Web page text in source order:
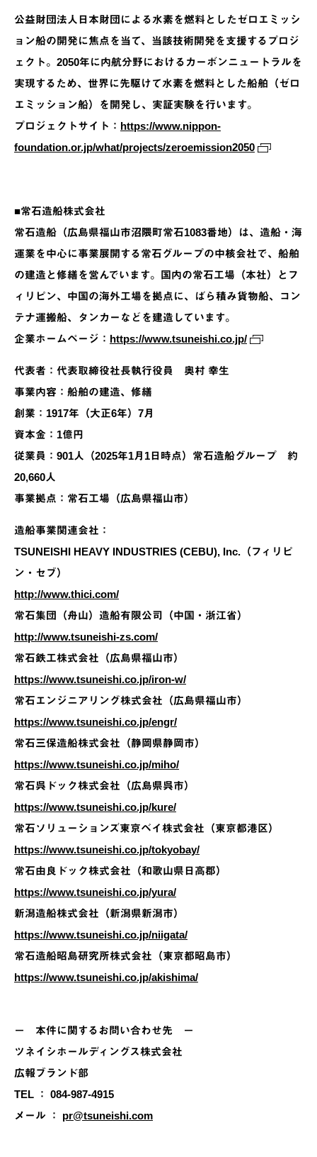
公益財団法人日本財団による水素を燃料としたゼロエミッシ
ョン船の開発に焦点を当て、当該技術開発を支援するプロジ
ェクト。2050年に内航分野におけるカーボンニュートラルを
実現するため、世界に先駆けて水素を燃料とした船舶（ゼロ
エミッション船）を開発し、実証実験を行います。
プロジェクトサイト： https://www.nippon-
foundation.or.jp/what/projects/zeroemission2050
■常石造船株式会社
常石造船（広島県福山市沼隈町常石1083番地）は、造船・海
運業を中心に事業展開する常石グループの中核会社で、船舶
の建造と修繕を営んでいます。国内の常石工場（本社）とフ
ィリピン、中国の海外工場を拠点に、ばら積み貨物船、コン
テナ運搬船、タンカーなどを建造しています。
企業ホームページ： https://www.tsuneishi.co.jp/
代表者：代表取締役社長執行役員 奥村 幸生
事業内容：船舶の建造、修繕
創業：1917年（大正6年）7月
資本金：1億円
従業員：901人（2025年1月1日時点）常石造船グループ 約
20,660人
事業拠点：常石工場（広島県福山市）
造船事業関連会社：
TSUNEISHI HEAVY INDUSTRIES (CEBU), Inc.（フィリピ
ン・セブ）
http://www.thici.com/
常石集団（舟山）造船有限公司（中国・浙江省）
http://www.tsuneishi-zs.com/
常石鉄工株式会社（広島県福山市）
https://www.tsuneishi.co.jp/iron-w/
常石エンジニアリング株式会社（広島県福山市）
https://www.tsuneishi.co.jp/engr/
常石三保造船株式会社（静岡県静岡市）
https://www.tsuneishi.co.jp/miho/
常石呉ドック株式会社（広島県呉市）
https://www.tsuneishi.co.jp/kure/
常石ソリューションズ東京ベイ株式会社（東京都港区）
https://www.tsuneishi.co.jp/tokyobay/
常石由良ドック株式会社（和歌山県日高郡）
https://www.tsuneishi.co.jp/yura/
新潟造船株式会社（新潟県新潟市）
https://www.tsuneishi.co.jp/niigata/
常石造船昭島研究所株式会社（東京都昭島市）
https://www.tsuneishi.co.jp/akishima/
－ 本件に関するお問い合わせ先 －
ツネイシホールディングス株式会社
広報ブランド部
TEL ： 084-987-4915
メール ： pr@tsuneishi.com